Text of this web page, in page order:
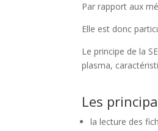
Par rapport aux
Elle est donc
Le principe de la
plasma,
Les
la lecture des